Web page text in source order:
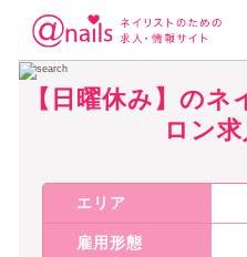
ネイリスト・ネイルサロンの求人ア
【日曜休み】の
ロン求
エリア
雇用形態